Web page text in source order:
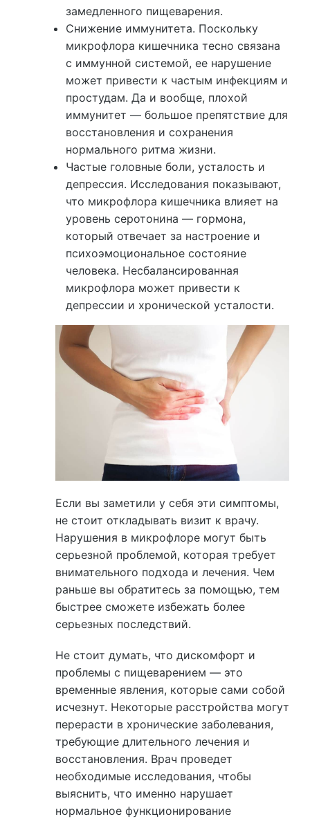
замедленного пищеварения.
Снижение иммунитета. Поскольку
микрофлора кишечника тесно связана
с иммунной системой, ее нарушение
может привести к частым инфекциям и
простудам. Да и вообще, плохой
иммунитет — большое препятствие для
восстановления и сохранения
нормального ритма жизни.
Частые головные боли, усталость и
депрессия. Исследования показывают,
что микрофлора кишечника влияет на
уровень серотонина — гормона,
который отвечает за настроение и
психоэмоциональное состояние
человека. Несбалансированная
микрофлора может привести к
депрессии и хронической усталости.
Если вы заметили у себя эти симптомы,
не стоит откладывать визит к врачу.
Нарушения в микрофлоре могут быть
серьезной проблемой, которая требует
внимательного подхода и лечения. Чем
раньше вы обратитесь за помощью, тем
быстрее сможете избежать более
серьезных последствий.
Не стоит думать, что дискомфорт и
проблемы с пищеварением — это
временные явления, которые сами собой
исчезнут. Некоторые расстройства могут
перерасти в хронические заболевания,
требующие длительного лечения и
восстановления. Врач проведет
необходимые исследования, чтобы
выяснить, что именно нарушает
нормальное функционирование